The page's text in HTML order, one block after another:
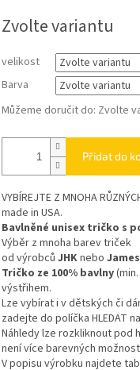
cena:
Zvolte variantu
velikost
Barva
Můžeme doručit do: Zvolte
Přidat do
VYBÍREJTE Z MNOHA
made in USA.
Bavlněné unisex tričko s
Výběr z mnoha barev triček
od výrobců JHKnebo
Tričko ze 100% bavlny(min.
výstřihem.
Lze vybírat i v dětských či
zadejte do políčka HLEDAT
Náhledy lze rozkliknout pod
není více barevných
V popisu výrobku najdete